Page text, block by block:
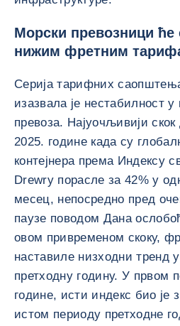
Морски превозници ће
нижим фретним
Серија тарифних
изазвала је нестабилност
превоза. Најуочљивији скок
2025. године када су
контејнера према Индексу
Drewry порасле за 42% у
месец, непосредно пред
паузе поводом Дана
овом привременом скоку,
наставиле низходни тренд
претходну годину. У првом
године, исти индекс био је
истом периоду претходне